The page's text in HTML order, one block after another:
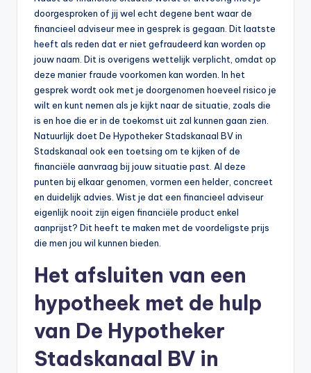
doorgesproken of jij wel echt degene bent waar de
financieel adviseur mee in gesprek is gegaan. Dit laatste
heeft als reden dat er niet gefraudeerd kan worden op
jouw naam. Dit is overigens wettelijk verplicht, omdat op
deze manier fraude voorkomen kan worden. In het
gesprek wordt ook met je doorgenomen hoeveel risico je
wilt en kunt nemen als je kijkt naar de situatie, zoals die
is en hoe die er in de toekomst uit zal kunnen gaan zien.
Natuurlijk doet De Hypotheker Stadskanaal BV in
Stadskanaal ook een toetsing om te kijken of de
financiële aanvraag bij jouw situatie past. Al deze
punten bij elkaar genomen, vormen een helder, concreet
en duidelijk advies. Wist je dat een financieel adviseur
eigenlijk nooit zijn eigen financiële product enkel
aanprijst? Dit heeft te maken met de voordeligste prijs
die men jou wil kunnen bieden.
Het afsluiten van een
hypotheek met de hulp
van De Hypotheker
Stadskanaal BV in